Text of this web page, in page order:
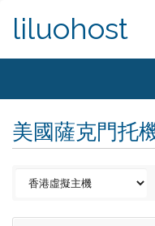
liluohost
美國薩克門托